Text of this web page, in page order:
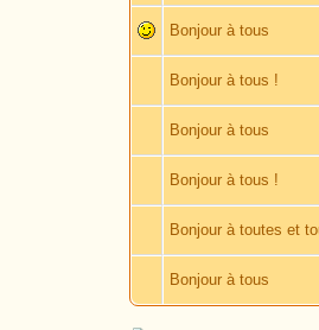
Bonjour à tous
Bonjour à tous !
Bonjour à tous
Bonjour à tous !
Bonjour à toutes et
Bonjour à tous